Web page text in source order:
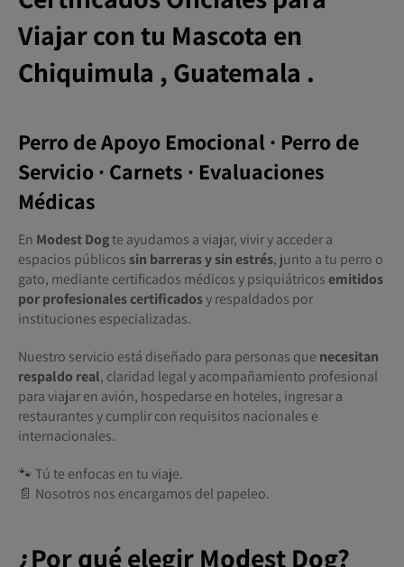
Viajar con tu Mascota en
Chiquimula , Guatemala .
Perro de Apoyo Emocional · Perro de
Servicio · Carnets · Evaluaciones
Médicas
En Modest Dogte ayudamos a viajar, vivir y acceder a
espacios públicos sin barreras y sin estrés, junto a tu perro o
gato, mediante certificados médicos y psiquiátricosemitidos
por profesionales certificadosy respaldados por
instituciones especializadas.
Nuestro servicio está diseñado para personas que necesitan
respaldo real, claridad legal y acompañamiento profesional
para viajar en avión, hospedarse en hoteles, ingresar a
restaurantes y cumplir con requisitos nacionales e
internacionales.
🐾 Tú te enfocas en tu viaje.
📄 Nosotros nos encargamos del papeleo.
¿Por qué elegir Modest Dog?